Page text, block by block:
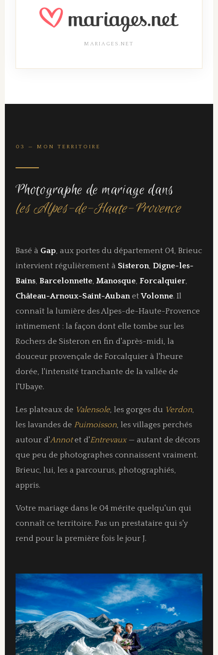
MARIAGES.NET
03 — MON TERRITOIRE
Photographe de mariage dans
les Alpes-de-Haute-Provence
Basé à Gap , aux portes du département 04, Brieuc
intervient régulièrement àSisteron ,Digne-les-
Bains ,Barcelonnette ,Manosque ,Forcalquier
Château-Arnoux-Saint-Auban etVolonne. Il
connaît la lumière des Alpes-de-Haute-Provence
intimement : la façon dont elle tombe sur les
Rochers de Sisteron en fin d'après-midi, la
douceur provençale de Forcalquier à l'heure
dorée, l'intensité tranchante de la vallée de
l'Ubaye.
Les plateaux de Valensole, les gorges du Verdon
les lavandes de Puimoisson , les villages perchés
autour d'Annotet d'Entrevaux— autant de décors
que peu de photographes connaissent vraiment.
Brieuc, lui, les a parcourus, photographiés,
appris.
Votre mariage dans le 04 mérite quelqu'un qui
connaît ce territoire. Pas un prestataire qui s'y
rend pour la première fois le jour J.